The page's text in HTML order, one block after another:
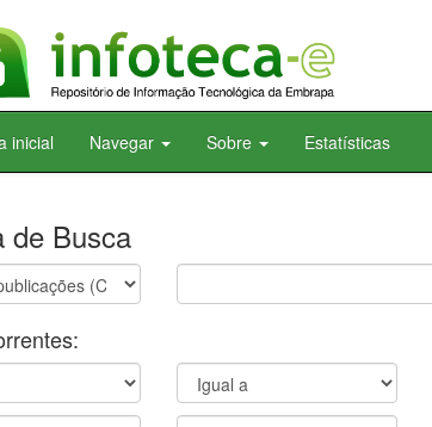
inicial Navegar Sobre Estatísticas
de Busca